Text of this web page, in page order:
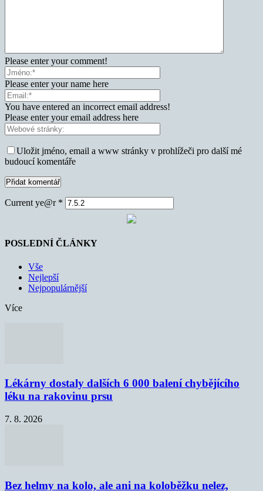
Please enter your comment!
Please enter your name here
You have entered an incorrect email address!
Please enter your email address here
Uložit jméno, email a www stránky v prohlížeči pro další mé
budoucí komentáře
Current ye@r *
POSLEDNÍ ČLÁNKY
Vše
Nejlepší
Nejpopulárnější
Více
Lékárny dostaly dalších 6 000 balení chybějícího
léku na rakovinu prsu
7. 8. 2026
Bez helmy na kolo, ale ani na koloběžku nelez,